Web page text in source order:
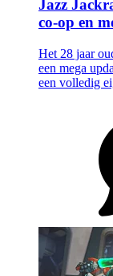
Jazz
co-op en
Het 28 jaar
een mega
een volledig